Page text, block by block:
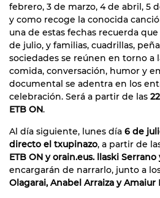
febrero, 3 de marzo, 4 de abril, 5
y como recoge la conocida
una de estas fechas recuerda
de julio, y familias, cuadrillas,
sociedades se reúnen en torno a
comida, conversación, humor y
documental se adentra en los
celebración. Será a partir de las
ETB ON.
Al día siguiente, lunes día 6 de
directo el txupinazo, a partir de
ETB ON y orain.eus. llaski Serrano
encargarán de narrarlo, junto a
Olagarai, Anabel Arraiza y Amaiur